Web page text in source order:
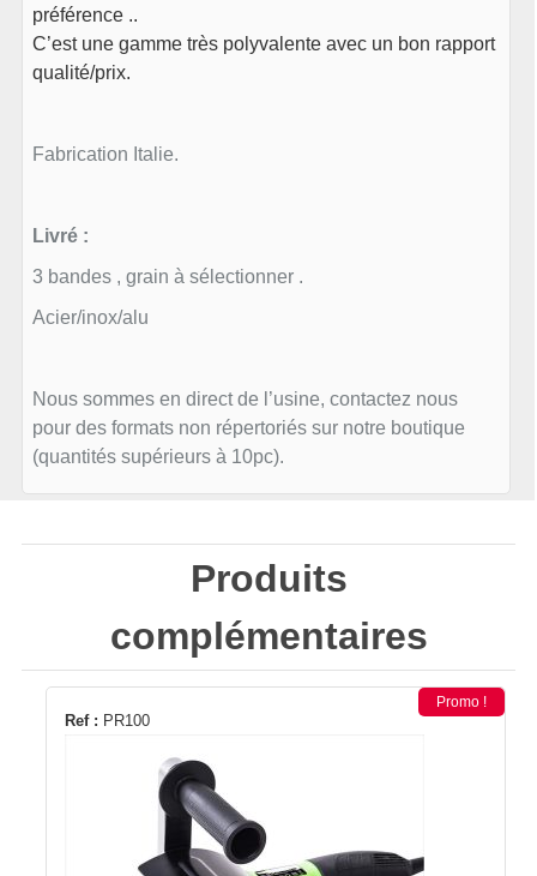
préférence ..
C’est une gamme très polyvalente avec un bon rapport
qualité/prix.
Fabrication Italie.
Livré :
3 bandes , grain à sélectionner .
Acier/inox/alu
Nous sommes en direct de l’usine, contactez nous
pour des formats non répertoriés sur notre boutique
(quantités supérieurs à 10pc).
Produits
complémentaires
Ref : PR100
Promo !